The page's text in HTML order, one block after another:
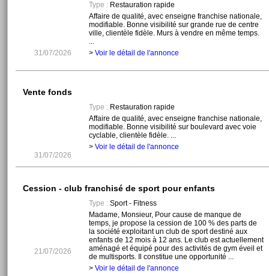
31/07/2026
Type :Restauration rapide
Affaire de qualité, avec enseigne franchise nationale,
modifiable. Bonne visibilité sur grande rue de centre
ville, clientèle fidèle. Murs à vendre en même temps.
...
> Voir le détail de l'annonce
Vente fonds
31/07/2026
Type :Restauration rapide
Affaire de qualité, avec enseigne franchise nationale,
modifiable. Bonne visibilité sur boulevard avec voie
cyclable, clientèle fidèle. ...
> Voir le détail de l'annonce
Cession - club franchisé de sport pour enfants
21/07/2026
Type :Sport - Fitness
Madame, Monsieur, Pour cause de manque de
temps, je propose la cession de 100 % des parts de
la société exploitant un club de sport destiné aux
enfants de 12 mois à 12 ans. Le club est actuellement
aménagé et équipé pour des activités de gym éveil et
de multisports. Il constitue une opportunité ...
> Voir le détail de l'annonce